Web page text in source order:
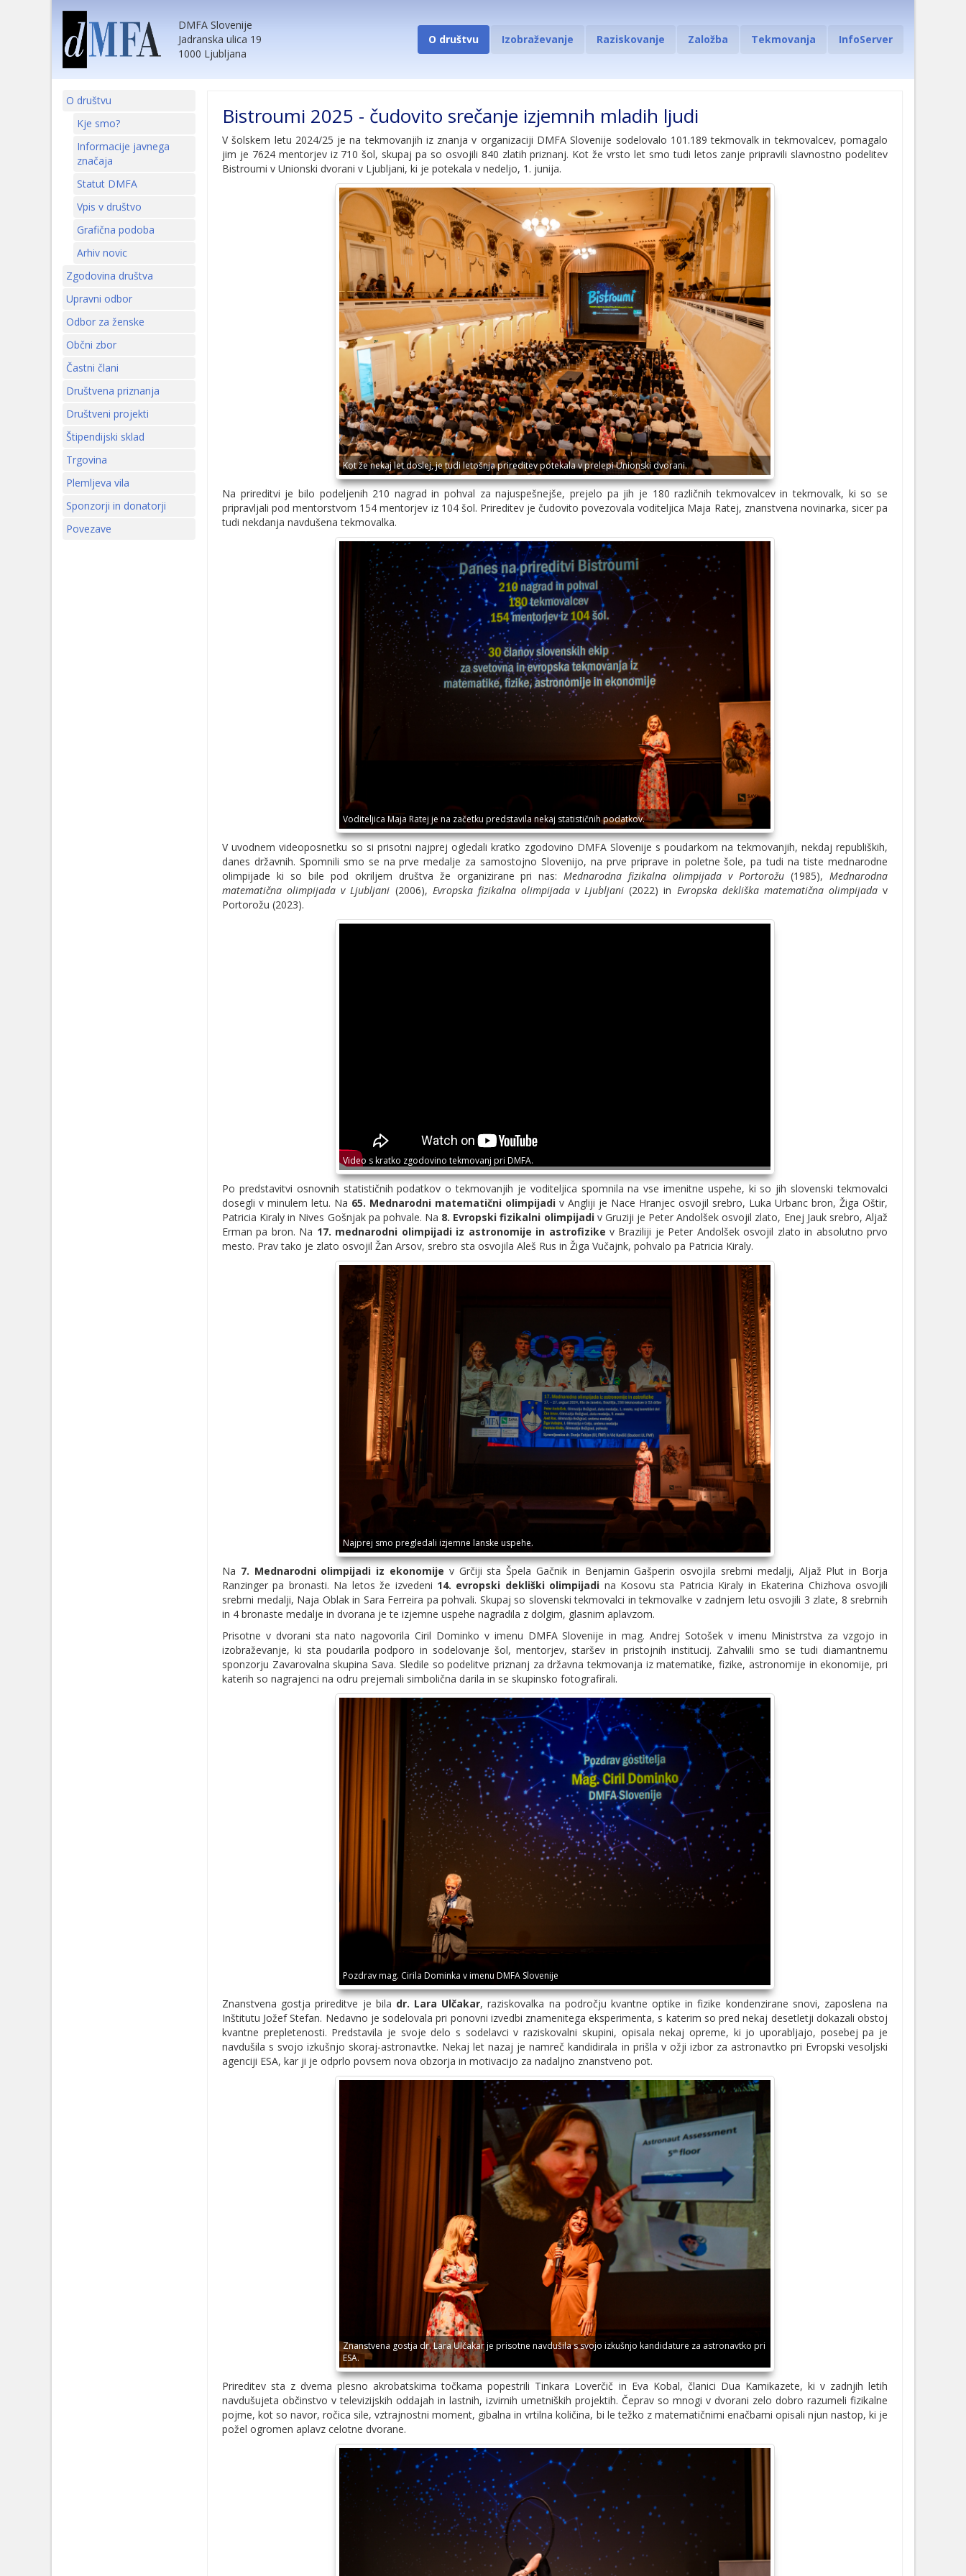
DMFA Slovenije
Jadranska ulica 19
1000 Ljubljana
O društvu Izobraževanje Raziskovanje Založba Tekmovanja InfoServer
O društvu
Kje smo?
Informacije javnega
značaja
Statut DMFA
Vpis v društvo
Grafična podoba
Arhiv novic
Zgodovina društva
Upravni odbor
Odbor za ženske
Občni zbor
Častni člani
Društvena priznanja
Društveni projekti
Štipendijski sklad
Trgovina
Plemljeva vila
Sponzorji in donatorji
Povezave
Bistroumi 2025 - čudovito srečanje izjemnih mladih ljudi
V šolskem letu 2024/25 je na tekmovanjih iz znanja v organizaciji DMFA Slovenije sodelovalo 101.189 tekmovalk in tekmovalcev, pomagalo
jim je 7624 mentorjev iz 710 šol, skupaj pa so osvojili 840 zlatih priznanj. Kot že vrsto let smo tudi letos zanje pripravili slavnostno podelitev
Bistroumi v Unionski dvorani v Ljubljani, ki je potekala v nedeljo, 1. junija.
Kot že nekaj let doslej, je tudi letošnja prireditev potekala v prelepi Unionski dvorani.
Na prireditvi je bilo podeljenih 210 nagrad in pohval za najuspešnejše, prejelo pa jih je 180 različnih tekmovalcev in tekmovalk, ki so se
pripravljali pod mentorstvom 154 mentorjev iz 104 šol. Prireditev je čudovito povezovala voditeljica Maja Ratej, znanstvena novinarka, sicer pa
tudi nekdanja navdušena tekmovalka.
Voditeljica Maja Ratej je na začetku predstavila nekaj statističnih podatkov.
V uvodnem videoposnetku so si prisotni najprej ogledali kratko zgodovino DMFA Slovenije s poudarkom na tekmovanjih, nekdaj republiških,
danes državnih. Spomnili smo se na prve medalje za samostojno Slovenijo, na prve priprave in poletne šole, pa tudi na tiste mednarodne
olimpijade ki so bile pod okriljem društva že organizirane pri nas:Mednarodna fizikalna olimpijada v Portorožu (1985),Mednarodna
matematična olimpijada v Ljubljani (2006), Evropska fizikalna olimpijada v Ljubljani (2022) in Evropska dekliška matematična olimpijadav
Portorožu (2023).
Video s kratko zgodovino tekmovanj pri DMFA.
Po predstavitvi osnovnih statističnih podatkov o tekmovanjih je voditeljica spomnila na vse imenitne uspehe, ki so jih slovenski tekmovalci
dosegli v minulem letu. Na 65. Mednarodni matematični olimpijadi v Angliji je Nace Hranjec osvojil srebro, Luka Urbanc bron, Žiga Oštir,
Patricia Kiraly in Nives Gošnjak pa pohvale. Na 8. Evropski fizikalni olimpijadiv Gruziji je Peter Andolšek osvojil zlato, Enej Jauk srebro, Aljaž
Erman pa bron. Na 17. mednarodni olimpijadi iz astronomije in astrofizike v Braziliji je Peter Andolšek osvojil zlato in absolutno prvo
mesto. Prav tako je zlato osvojil Žan Arsov, srebro sta osvojila Aleš Rus in Žiga Vučajnk, pohvalo pa Patricia Kiraly.
Najprej smo pregledali izjemne lanske uspehe.
Na 7. Mednarodni olimpijadi iz ekonomije v Grčiji sta Špela Gačnik in Benjamin Gašperin osvojila srebrni medalji, Aljaž Plut in Borja
Ranzinger pa bronasti. Na letos že izvedeni 14. evropski dekliški olimpijadi na Kosovu sta Patricia Kiraly in Ekaterina Chizhova osvojili
srebrni medalji, Naja Oblak in Sara Ferreira pa pohvali. Skupaj so slovenski tekmovalci in tekmovalke v zadnjem letu osvojili 3 zlate, 8 srebrnih
in 4 bronaste medalje in dvorana je te izjemne uspehe nagradila z dolgim, glasnim aplavzom.
Prisotne v dvorani sta nato nagovorila Ciril Dominko v imenu DMFA Slovenije in mag. Andrej Sotošek v imenu Ministrstva za vzgojo in
izobraževanje, ki sta poudarila podporo in sodelovanje šol, mentorjev, staršev in pristojnih institucij. Zahvalili smo se tudi diamantnemu
sponzorju Zavarovalna skupina Sava. Sledile so podelitve priznanj za državna tekmovanja iz matematike, fizike, astronomije in ekonomije, pri
katerih so nagrajenci na odru prejemali simbolična darila in se skupinsko fotografirali.
Pozdrav mag. Cirila Dominka v imenu DMFA Slovenije
Znanstvena gostja prireditve je bila dr. Lara Ulčakar, raziskovalka na področju kvantne optike in fizike kondenzirane snovi, zaposlena na
Inštitutu Jožef Stefan. Nedavno je sodelovala pri ponovni izvedbi znamenitega eksperimenta, s katerim so pred nekaj desetletji dokazali obstoj
kvantne prepletenosti. Predstavila je svoje delo s sodelavci v raziskovalni skupini, opisala nekaj opreme, ki jo uporabljajo, posebej pa je
navdušila s svojo izkušnjo skoraj-astronavtke. Nekaj let nazaj je namreč kandidirala in prišla v ožji izbor za astronavtko pri Evropski vesoljski
agenciji ESA, kar ji je odprlo povsem nova obzorja in motivacijo za nadaljno znanstveno pot.
Znanstvena gostja dr. Lara Ulčakar je prisotne navdušila s svojo izkušnjo kandidature za astronavtko pri
ESA.
Prireditev sta z dvema plesno akrobatskima točkama popestrili Tinkara Loverčič in Eva Kobal, članici Dua Kamikazete, ki v zadnjih letih
navdušujeta občinstvo v televizijskih oddajah in lastnih, izvirnih umetniških projektih. Čeprav so mnogi v dvorani zelo dobro razumeli fizikalne
pojme, kot so navor, ročica sile, vztrajnostni moment, gibalna in vrtilna količina, bi le težko z matematičnimi enačbami opisali njun nastop, ki je
požel ogromen aplavz celotne dvorane.